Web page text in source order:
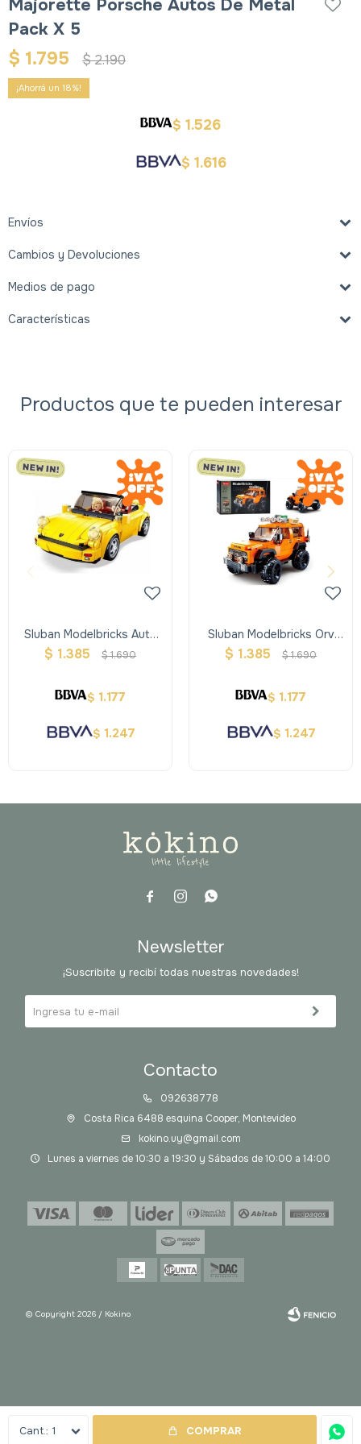
Majorette Porsche Autos De Metal
Pack X 5
$ 1.795 $2.190
18
$ 1.526
$ 1.616
1 COMPRAR
Envíos
Cambios y Devoluciones
Medios de pago
Características
Productos que te pueden interesar
Sluban Modelbricks Auto
Deportivo Amarillo 290 Pcs
$ 1.385 $1.690
$ 1.177
$ 1.247
Sluban Modelbricks Orv
Tanque 302 Pcs
$ 1.385 $1.690
$ 1.177
$ 1.247
  
Contacto
092638778
Costa Rica 6488 esquina Cooper, Montevideo
kokino.uy@gmail.com
Lunes a viernes de 10:30 a 19:30 y Sábados de 10:00 a 14:00
Newsletter
¡Suscribite y recibí todas nuestras novedades!
© Copyright 2026 / Kokino